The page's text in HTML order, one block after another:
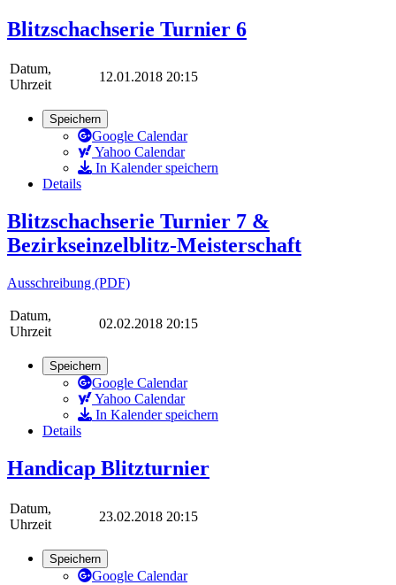
Blitzschachserie Turnier 6
Datum,
Uhrzeit
12.01.2018 20:15
Speichern
Google Calendar
Yahoo Calendar
In Kalender speichern
Details
Blitzschachserie Turnier 7 &
Bezirkseinzelblitz-Meisterschaft
Ausschreibung (PDF)
Datum,
Uhrzeit
02.02.2018 20:15
Speichern
Google Calendar
Yahoo Calendar
In Kalender speichern
Details
Handicap Blitzturnier
Datum,
Uhrzeit
23.02.2018 20:15
Speichern
Google Calendar